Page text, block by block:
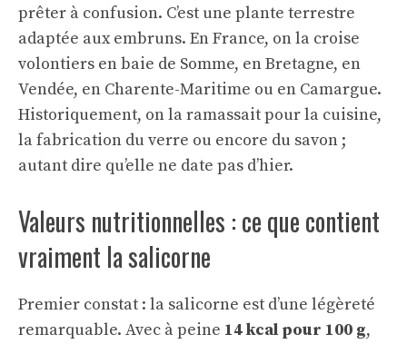
prêter à confusion. C’est une plante terrestre
adaptée aux embruns. En France, on la croise
volontiers en baie de Somme, en Bretagne, en
Vendée, en Charente-Maritime ou en Camargue.
Historiquement, on la ramassait pour la cuisine,
la fabrication du verre ou encore du savon ;
autant dire qu’elle ne date pas d’hier.
Valeurs nutritionnelles : ce que contient
vraiment la salicorne
Premier constat : la salicorne est d’une légèreté
remarquable. Avec à peine 14 kcal pour 100 g,